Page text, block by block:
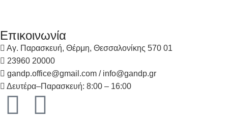
Επικοινωνία
Αγ. Παρασκευή, Θέρμη, Θεσσαλονίκης 570 01
23960 20000
gandp.office@gmail.com / info@gandp.gr
Δευτέρα–Παρασκευή: 8:00 – 16:00